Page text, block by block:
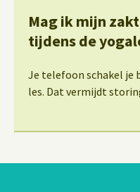
Mag ik mijn
tijdens de
Je telefoon schakel je
les. Dat vermijdt